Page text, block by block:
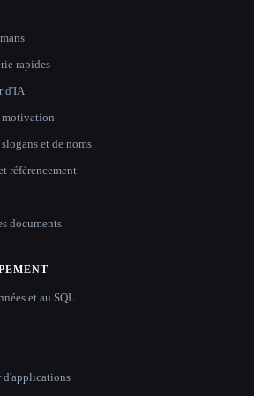
rapides
d'IA
motivation
et de noms
référencement
documents
et au SQL
d'applications